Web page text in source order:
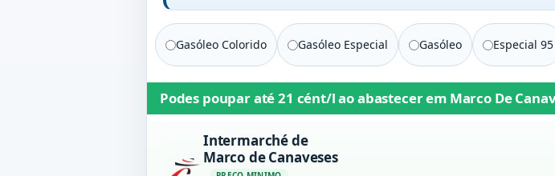
Gasóleo Colorido Gasóleo Especial Gasóleo Especial 95
Podes poupar até21 cént/lao abastecer em Marco De
Intermarché de
Marco de Canaveses